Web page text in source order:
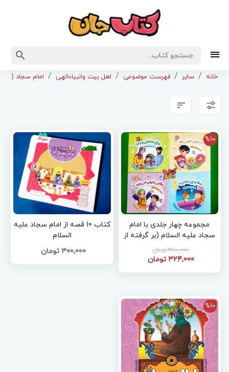
خانه سایر فهرست موضوعی اهل بیت وانبیاءالهی امام سجاد (ع)
%10
مجموعه چهار جلدی با امام
سجاد علیه السلام (بر گرفته از
دعاهای صحیفه سجادیه)
360,000 تومان
324,000 تومان
کتاب 10 قصه از امام سجاد علیه
السلام
300,000 تومان
%10